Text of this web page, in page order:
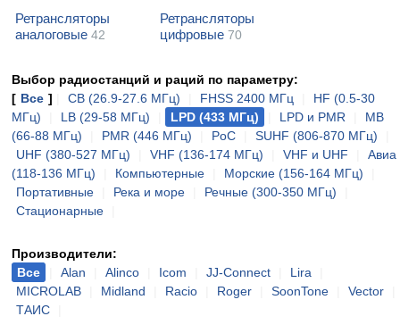
Ретрансляторы
аналоговые 42
Ретрансляторы
цифровые 70
Выбор радиостанций и раций по параметру:
[ Все ] CB (26.9-27.6 МГц) FHSS 2400 МГц
HF (0.5-30
МГц)
LB (29-58 МГц) LPD (433 МГц) LPD и PMR
MB
(66-88 МГц)
PMR (446 МГц) PoC SUHF (806-870 МГц)
UHF (380-527 МГц)
VHF (136-174 МГц) VHF и UHF
Авиа
(118-136 МГц)
Компьютерные Морские (156-164 МГц)
Портативные
Река и море Речные (300-350 МГц)
Стационарные
Производители:
Все
Alan Alinco Icom JJ-Connect Lira
MICROLAB
Midland Racio Roger SoonTone Vector
ТАИС